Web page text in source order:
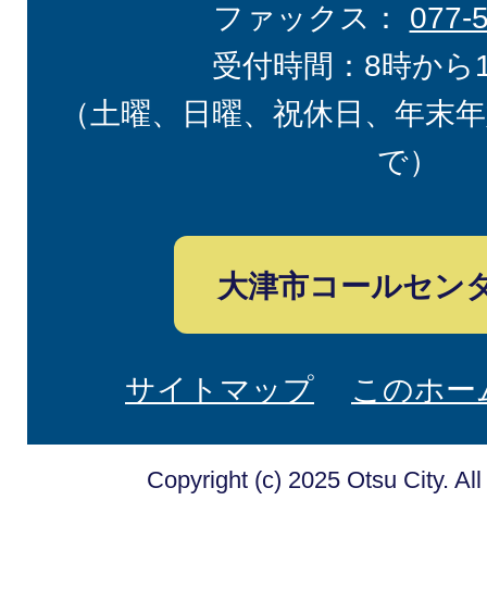
ファックス： 077-
受付時間：8時から
（土曜、日曜、祝休日、年末
で）
大津市コールセン
サイトマップ このホ
Copyright (c) 2025 Otsu City.